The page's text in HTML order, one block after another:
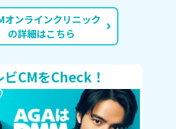
オンラインクリニック
の詳細はこちら
ビCMをCheck！